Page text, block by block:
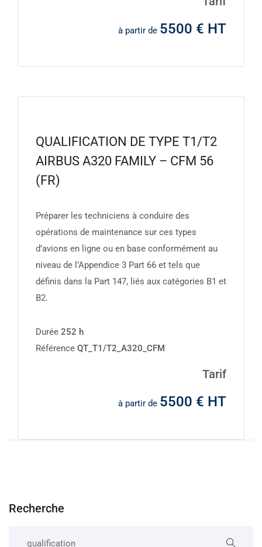
à partir de 5500 € HT
QUALIFICATION DE TYPE T1/T2
AIRBUS A320 FAMILY – CFM 56
(FR)
Préparer les techniciens à conduire des
opérations de maintenance sur ces types
d’avions en ligne ou en base conformément au
niveau de l’Appendice 3 Part 66 et tels que
définis dans la Part 147, liés aux catégories B1 et
B2.
Durée 252 h
Référence QT_T1/T2_A320_CFM
Tarif
à partir de 5500 € HT
Recherche